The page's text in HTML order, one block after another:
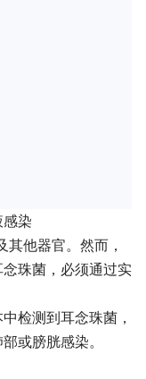
染
其他器官。然而，
珠菌，必须通过实
检测到耳念珠菌，
或膀胱感染。